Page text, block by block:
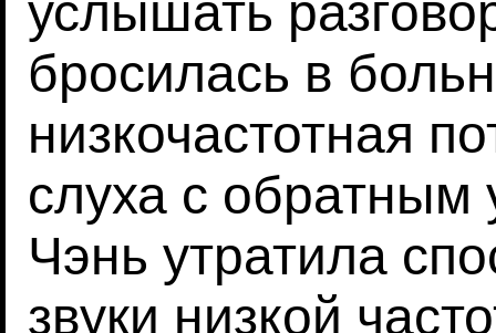
услышать
бросилась в
низкочастотная
слуха с обратным
Чэнь утратила
звуки низкой